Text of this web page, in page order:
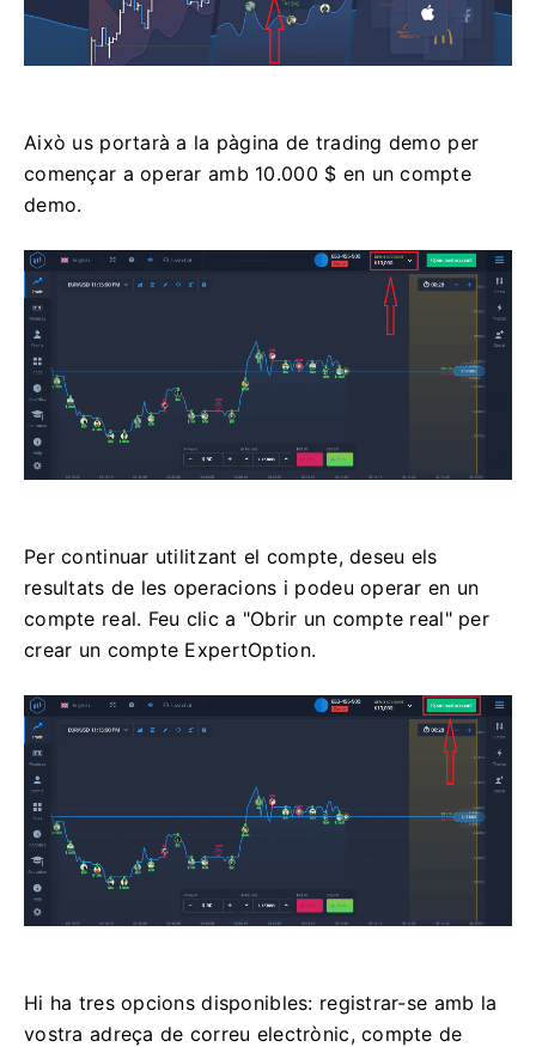
Això us portarà a la pàgina de trading demo per
començar a operar amb 10.000 $ en un compte
demo.
Per continuar utilitzant el compte, deseu els
resultats de les operacions i podeu operar en un
compte real. Feu clic a "Obrir un compte real" per
crear un compte ExpertOption.
Hi ha tres opcions disponibles: registrar-se amb la
vostra adreça de correu electrònic, compte de